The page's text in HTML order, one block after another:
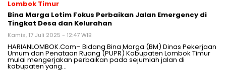
Lombok Timur
Bina Marga Lotim Fokus Perbaikan Jalan Emergency di
Tingkat Desa dan Kelurahan
Kamis, 17 Juli 2025 - 12:47 WIB
HARIANLOMBOK.Com– Bidang Bina Marga (BM) Dinas Pekerjaan
Umum dan Penataan Ruang (PUPR) Kabupaten Lombok Timur
mulai mengerjakan perbaikan pada sejumlah jalan di
kabupaten yang…